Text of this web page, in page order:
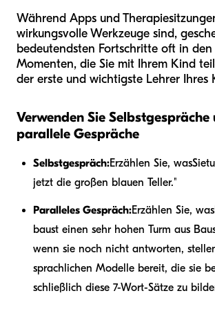
Während Apps und
wirkungsvolle Werkzeuge sind,
bedeutendsten Fortschritte oft in
Momenten, die Sie mit Ihrem Kind
der erste und wichtigste Lehrer Ihres
Verwenden Sie Selbstgespräche
parallele Gespräche
Selbstgespräch:Erzählen Sie, wasSie
jetzt die großen blauen Teller."
Paralleles Gespräch:Erzählen Sie, was
baust einen sehr hohen Turm aus
wenn sie noch nicht antworten,
sprachlichen Modelle bereit, die sie
schließlich diese 7-Wort-Sätze zu